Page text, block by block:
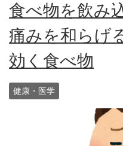
食べ物を飲み
痛みを和らげ
効く食べ物
健康・医学